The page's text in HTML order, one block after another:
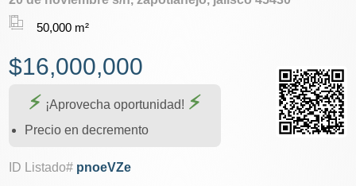
50,000 m²
$16,000,000
¡Aprovecha oportunidad!
Precio en decremento
ID Listado# pnoeVZe